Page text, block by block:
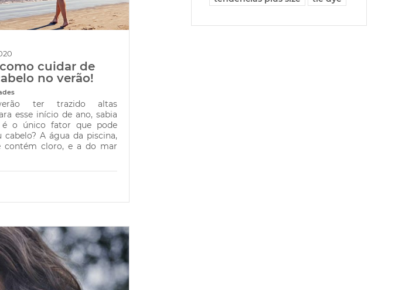
cuidar de
no verão!
ter trazido altas
esse início de ano, sabia
o único fator que pode
cabelo? A água da piscina,
contém cloro, e a do mar